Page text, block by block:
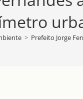
> Prefeito Jorge